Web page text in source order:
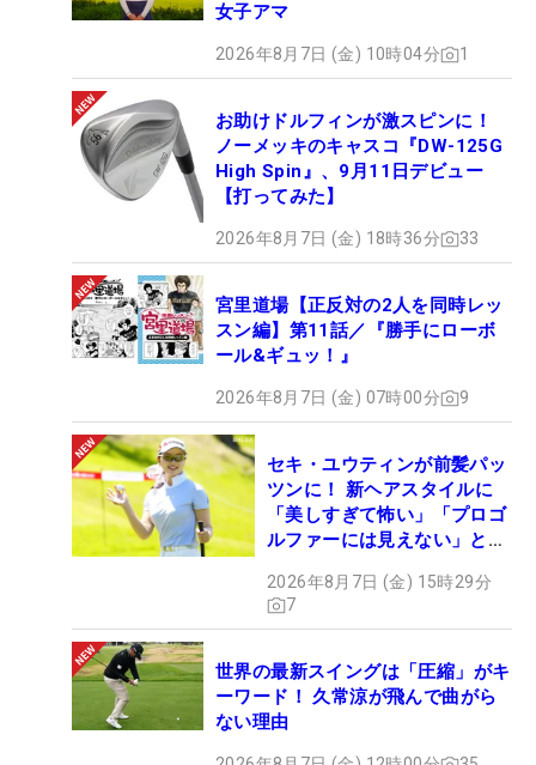
女子アマ
2026年8月7日 (金) 10時04分 1
お助けドルフィンが激スピンに！
ノーメッキのキャスコ『DW-125G
High Spin』、9月11日デビュー
【打ってみた】
2026年8月7日 (金) 18時36分 33
宮里道場【正反対の2人を同時レッ
スン編】第11話／『勝手にローボ
ール&ギュッ！』
2026年8月7日 (金) 07時00分 9
セキ・ユウティンが前髪パッ
ツンに！ 新ヘアスタイルに
「美しすぎて怖い」「プロゴ
ルファーには見えない」とコ
2026年8月7日 (金) 15時29分
7
世界の最新スイングは「圧縮」がキ
ーワード！ 久常涼が飛んで曲がら
ない理由